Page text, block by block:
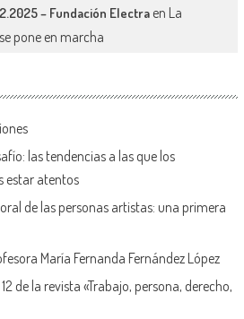
– Fundación Electraen La
pone en marcha
las tendencias a las que los
estar atentos
de las personas artistas: una primera
María Fernanda Fernández López
de la revista «Trabajo, persona, derecho,